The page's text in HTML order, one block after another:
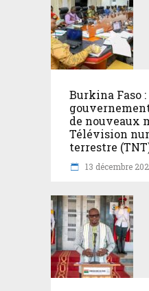
Burkina Faso :
de nouveaux
Télévision
terrestre
13 décembre